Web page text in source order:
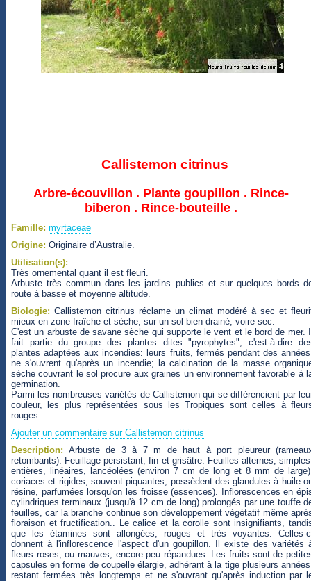
Callistemon citrinus
Arbre-écouvillon . Plante goupillon . Rince-
biberon . Rince-bouteille .
Famille: myrtaceae
Origine: Originaire d’Australie.
Utilisation(s):
Très ornemental quant il est fleuri.
Arbuste très commun dans les jardins publics et sur quelques bords
route à basse et moyenne altitude.
Biologie: Callistemon citrinus réclame un climat modéré à sec et
mieux en zone fraîche et sèche, sur un sol bien drainé, voire sec.
C'est un arbuste de savane sèche qui supporte le vent et le bord de mer.
fait partie du groupe des plantes dites "pyrophytes", c'est-à-dire
plantes adaptées aux incendies: leurs fruits, fermés pendant des
ne s'ouvrent qu'après un incendie; la calcination de la masse
sèche couvrant le sol procure aux graines un environnement favorable à
germination.
Parmi les nombreuses variétés de Callistemon qui se différencient par
couleur, les plus représentées sous les Tropiques sont celles à
rouges.
Ajouter un commentaire sur Callistemon citrinus
Description: Arbuste de 3 à 7 m de haut à port pleureur
retombants). Feuillage persistant, fin et grisâtre. Feuilles alternes,
entières, linéaires, lancéolées (environ 7 cm de long et 8 mm de
coriaces et rigides, souvent piquantes; possèdent des glandules à huile
résine, parfumées lorsqu'on les froisse (essences). Inflorescences en
cylindriques terminaux (jusqu'à 12 cm de long) prolongés par une touffe
feuilles, car la branche continue son développement végétatif même
floraison et fructification.. Le calice et la corolle sont insignifiants,
que les étamines sont allongées, rouges et très voyantes. Celles-
donnent à l'inflorescence l'aspect d'un goupillon. Il existe des variétés
fleurs roses, ou mauves, encore peu répandues. Les fruits sont de
capsules en forme de coupelle élargie, adhérant à la tige plusieurs
restant fermées très longtemps et ne s'ouvrant qu'après induction par